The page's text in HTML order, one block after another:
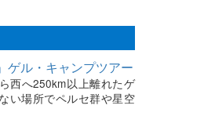
ゲル・キャンプツアー
西へ250km以上離れたゲ
い場所でペルセ群や星空